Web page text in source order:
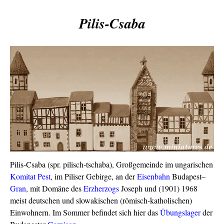
Pilis-Csaba
Pilis-Csaba (spr. pilisch-tschaba), Großgemeinde im ungarischen
KomitatPest, im Piliser Gebirge, an derEisenbahn Budapest–
Gran, mit Domäne desErzherzogsJoseph und (1901) 1968
meist deutschen und slowakischen (römisch-katholischen)
Einwohnern. Im Sommer befindet sich hier dasÜbungslagerder